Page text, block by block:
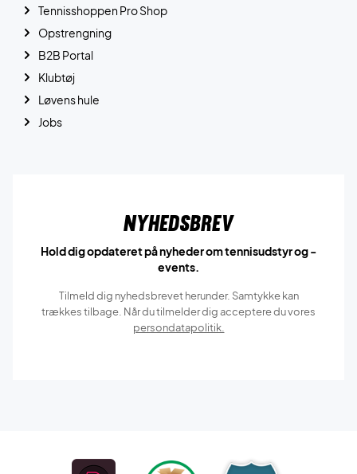
Tennisshoppen Pro Shop
Opstrengning
B2B Portal
Klubtøj
Løvens hule
Jobs
Nyhedsbrev
Hold dig opdateret på nyheder om tennisudstyr og -
events.
Tilmeld dig nyhedsbrevet herunder. Samtykke kan
trækkes tilbage. Når du tilmelder dig acceptere du vores
persondatapolitik.